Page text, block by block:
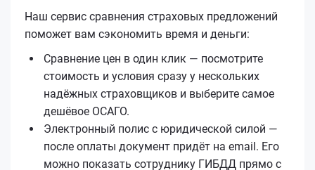
Наш сервис сравнения страховых предложений
поможет вам сэкономить время и деньги:
Сравнение цен в один клик — посмотрите
стоимость и условия сразу у нескольких
надёжных страховщиков и выберите самое
дешёвое ОСАГО.
Электронный полис с юридической силой —
после оплаты документ придёт на email. Его
можно показать сотруднику ГИБДД прямо с